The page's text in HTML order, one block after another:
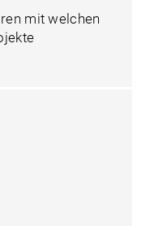
mit welchen